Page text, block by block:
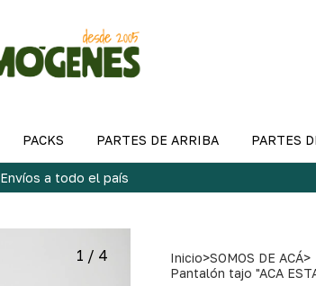
PACKS PARTES DE ARRIBA PARTES
Envíos a todo el país
1 / 4 Inicio>SOMOS DE ACÁ>
Pantalón tajo "ACA